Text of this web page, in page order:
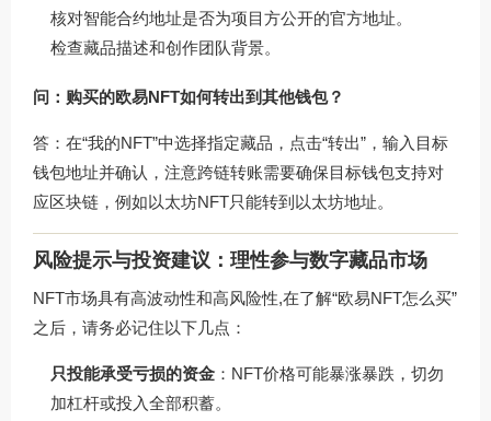
核对智能合约地址是否为项目方公开的官方地址。
检查藏品描述和创作团队背景。
问：购买的欧易NFT如何转出到其他钱包？
答：在“我的NFT”中选择指定藏品，点击“转出”，输入目标
钱包地址并确认，注意跨链转账需要确保目标钱包支持对
应区块链，例如以太坊NFT只能转到以太坊地址。
风险提示与投资建议：理性参与数字藏品市场
NFT市场具有高波动性和高风险性,在了解“欧易NFT怎么买”
之后，请务必记住以下几点：
只投能承受亏损的资金 ：NFT价格可能暴涨暴跌，切勿
加杠杆或投入全部积蓄。